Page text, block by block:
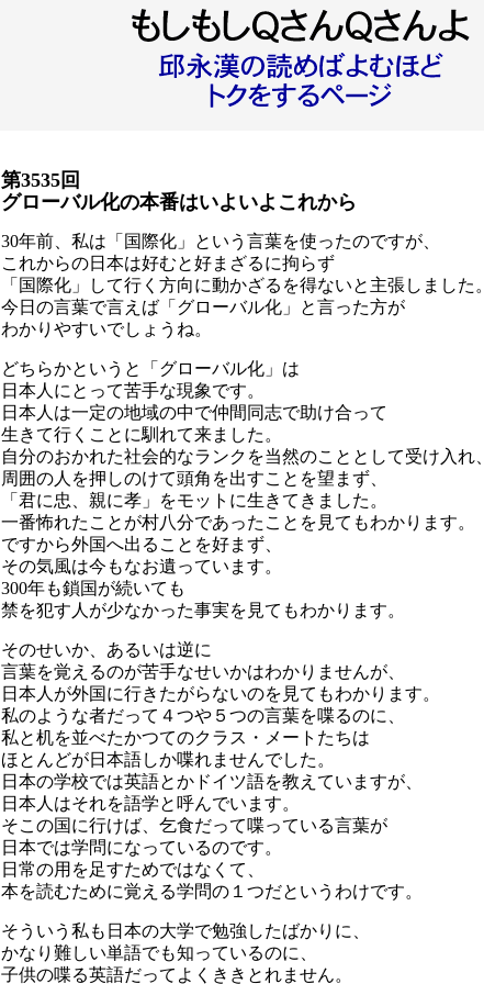
第3535回
グローバル化の本番はいよいよこれから
30年前、私は「国際化」という言葉を使ったのですが、
これからの日本は好むと好まざるに拘らず
「国際化」して行く方向に動かざるを得ないと主張しました。
今日の言葉で言えば「グローバル化」と言った方が
わかりやすいでしょうね。
どちらかというと「グローバル化」は
日本人にとって苦手な現象です。
日本人は一定の地域の中で仲間同志で助け合って
生きて行くことに馴れて来ました。
自分のおかれた社会的なランクを当然のこととして受け入れ、
周囲の人を押しのけて頭角を出すことを望まず、
「君に忠、親に孝」をモットに生きてきました。
一番怖れたことが村八分であったことを見てもわかります。
ですから外国へ出ることを好まず、
その気風は今もなお遺っています。
300年も鎖国が続いても
禁を犯す人が少なかった事実を見てもわかります。
そのせいか、あるいは逆に
言葉を覚えるのが苦手なせいかはわかりませんが、
日本人が外国に行きたがらないのを見てもわかります。
私のような者だって４つや５つの言葉を喋るのに、
私と机を並べたかつてのクラス・メートたちは
ほとんどが日本語しか喋れませんでした。
日本の学校では英語とかドイツ語を教えていますが、
日本人はそれを語学と呼んでいます。
そこの国に行けば、乞食だって喋っている言葉が
日本では学問になっているのです。
日常の用を足すためではなくて、
本を読むために覚える学問の１つだというわけです。
そういう私も日本の大学で勉強したばかりに、
かなり難しい単語でも知っているのに、
子供の喋る英語だってよくききとれません。